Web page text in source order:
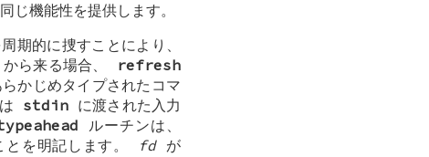
じ機能性を提供します。
的に捜すことにより、
ら来る場合、 refresh
かじめタイプされたコマ
stdinに渡された入力
ルーチンは、
を明記します。 fdが